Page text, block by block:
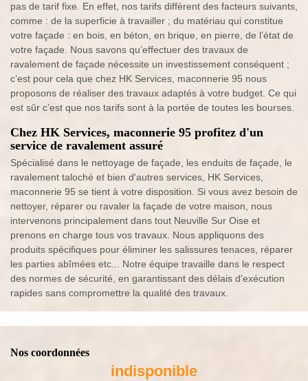
pas de tarif fixe. En effet, nos tarifs diffèrent des facteurs suivants,
comme : de la superficie à travailler ; du matériau qui constitue
votre façade : en bois, en béton, en brique, en pierre, de l’état de
votre façade. Nous savons qu’effectuer des travaux de
ravalement de façade nécessite un investissement conséquent ;
c’est pour cela que chez HK Services, maconnerie 95 nous
proposons de réaliser des travaux adaptés à votre budget. Ce qui
est sûr c’est que nos tarifs sont à la portée de toutes les bourses.
Chez HK Services, maconnerie 95 profitez d'un
service de ravalement assuré
Spécialisé dans le nettoyage de façade, les enduits de façade, le
ravalement taloché et bien d'autres services, HK Services,
maconnerie 95 se tient à votre disposition. Si vous avez besoin de
nettoyer, réparer ou ravaler la façade de votre maison, nous
intervenons principalement dans tout Neuville Sur Oise et
prenons en charge tous vos travaux. Nous appliquons des
produits spécifiques pour éliminer les salissures tenaces, réparer
les parties abîmées etc... Notre équipe travaille dans le respect
des normes de sécurité, en garantissant des délais d'exécution
rapides sans compromettre la qualité des travaux.
Nos coordonnées
indisponible